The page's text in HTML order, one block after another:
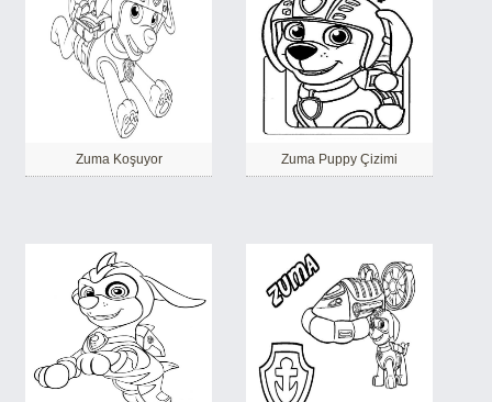
Zuma Koşuyor Zuma Puppy Çizimi